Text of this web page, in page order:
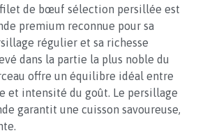
de bœuf sélection persillée est
premium reconnue pour sa
régulier et sa richesse
dans la partie la plus noble du
offre un équilibre idéal entre
et intensité du goût. Le persillage
garantit une cuisson savoureuse,